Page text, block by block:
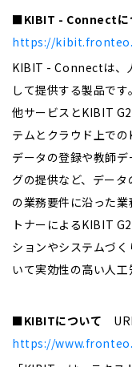
■KIBIT - Connect
https://
KIBIT - Connectは、
して提供する製品で
他サービスとKIBIT
テムとクラウド上で
データの登録や教師
グの提供など、デー
の業務要件に沿った
トナーによるKIBIT
ションやシステムづ
いて実効性の高い人工
■KIBITについて
https://